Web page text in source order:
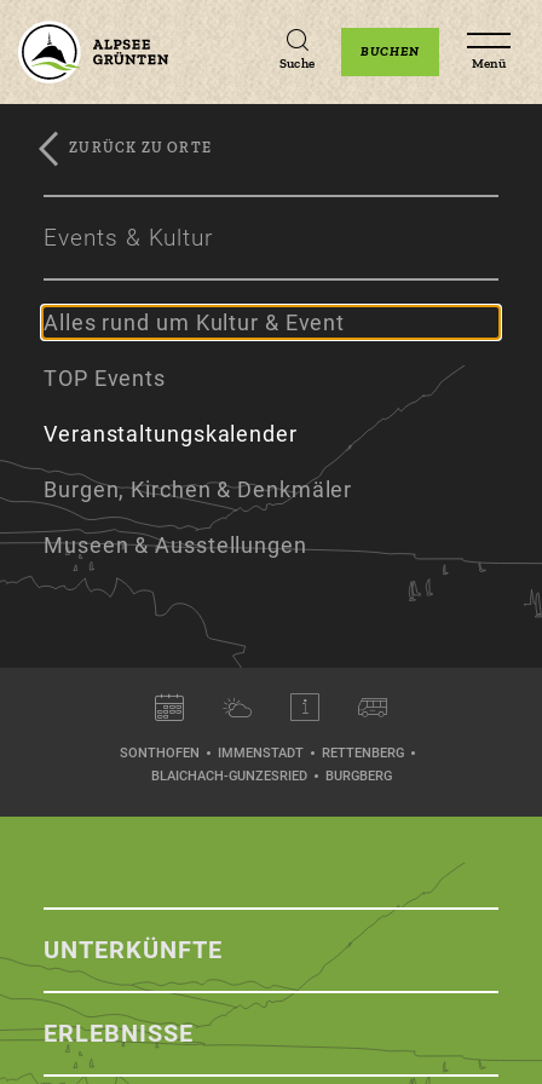
Zum
Zur
Zum
Suche
BUCHEN
Menü
ZURÜCK ZU ORTE
Events & Kultur
Alles rund um Kultur & Event
TOP Events
Veranstaltungskalender
Burgen, Kirchen & Denkmäler
Museen & Ausstellungen
SONTHOFEN IMMENSTADT
RETTENBERG
BLAICHACH-GUNZESRIED
BURGBERG
UNTERKÜNFTE
ERLEBNISSE
Unterkünfte Veranstaltungen